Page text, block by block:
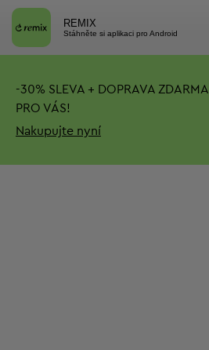
REMIX
Stáhněte si aplikaci pro Android
-30% SLEVA + DOPRAVA ZDARMA
PRO VÁS!
Nakupujte nyní